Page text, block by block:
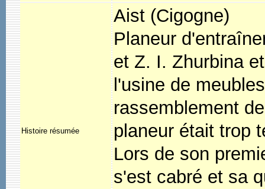
Histoire résumée
Aist (Cigogne)
Planeur
et Z. I. Zhurbina
l'usine de
rassemblement
planeur était trop
Lors de son
s'est cabré et sa